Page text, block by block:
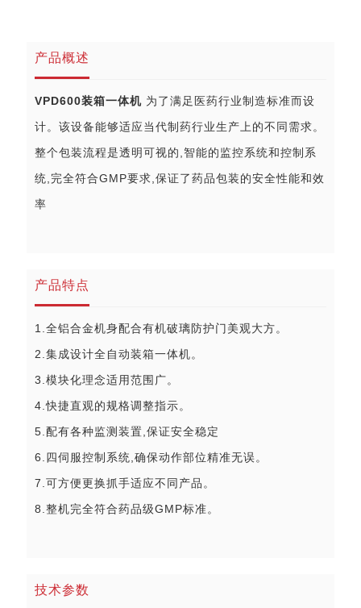
产品概述
VPD600装箱一体机 为了满足医药行业制造标准而设
计。该设备能够适应当代制药行业生产上的不同需求。
整个包装流程是透明可视的,智能的监控系统和控制系
统,完全符合GMP要求,保证了药品包装的安全性能和效
率
产品特点
1.全铝合金机身配合有机破璃防护门美观大方。
2.集成设计全自动装箱一体机。
3.模块化理念适用范围广。
4.快捷直观的规格调整指示。
5.配有各种监测装置,保证安全稳定
6.四伺服控制系统,确保动作部位精准无误。
7.可方便更换抓手适应不同产品。
8.整机完全符合药品级GMP标准。
技术参数